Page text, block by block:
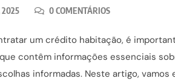
2025 0 COMENTÁRIOS
um crédito habitação, é
contêm informações essenciais
informadas. Neste artigo, vamos